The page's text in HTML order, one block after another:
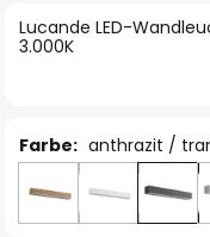
Lucande LED-
3.000K
Farbe: anthrazit /